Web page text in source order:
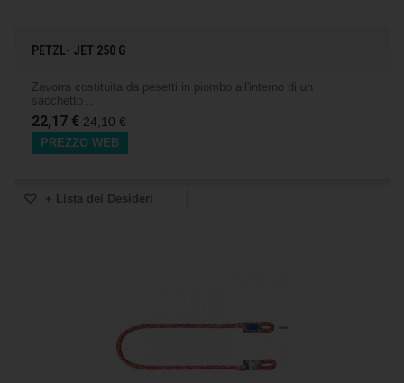
PETZL- JET 250 G
Zavorra costituita da pesetti in piombo all'interno di un
sacchetto...
22,17 € 24,10 €
PREZZO WEB
+ Lista dei Desideri